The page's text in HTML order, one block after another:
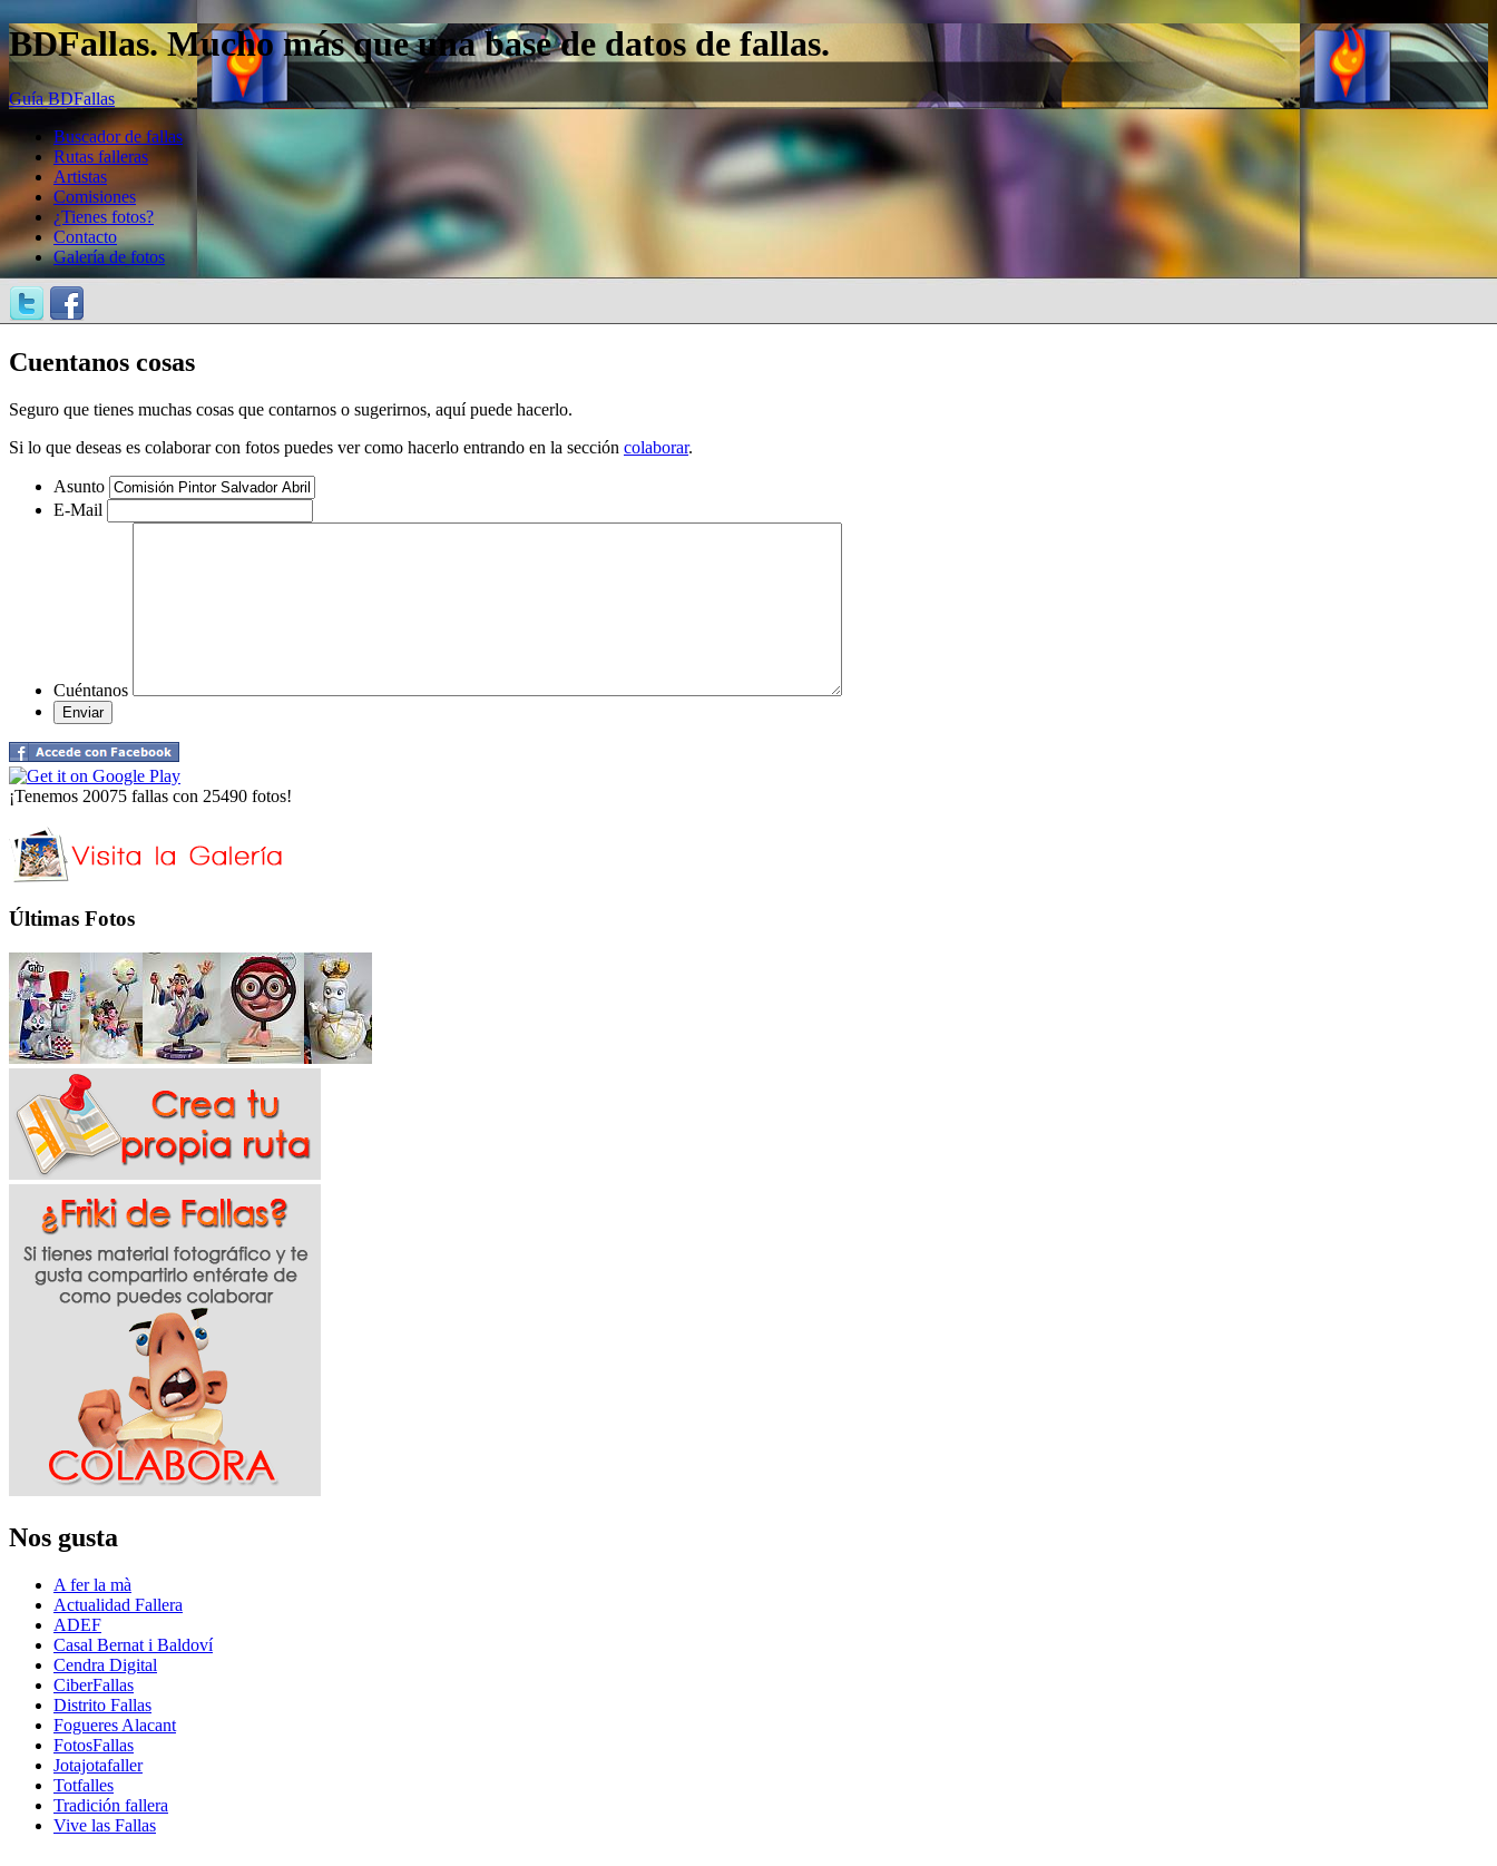
BDFallas. Mucho más que una base de datos de fallas.
Guía BDFallas
Buscador de fallas
Rutas falleras
Artistas
Comisiones
¿Tienes fotos?
Contacto
Galería de fotos
Cuentanos cosas
Seguro que tienes muchas cosas que contarnos o sugerirnos, aquí puede hacerlo.
Si lo que deseas es colaborar con fotos puedes ver como hacerlo entrando en la sección colaborar.
Asunto
E-Mail
Cuéntanos
¡Tenemos 20075 fallas con 25490 fotos!
Últimas Fotos
Nos gusta
A fer la mà
Actualidad Fallera
ADEF
Casal Bernat i Baldoví
Cendra Digital
CiberFallas
Distrito Fallas
Fogueres Alacant
FotosFallas
Jotajotafaller
Totfalles
Tradición fallera
Vive las Fallas